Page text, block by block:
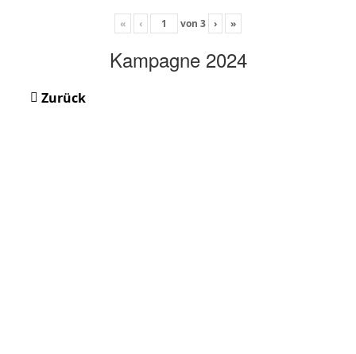
« ‹ von 3 › »
Kampagne 2024
Zurück